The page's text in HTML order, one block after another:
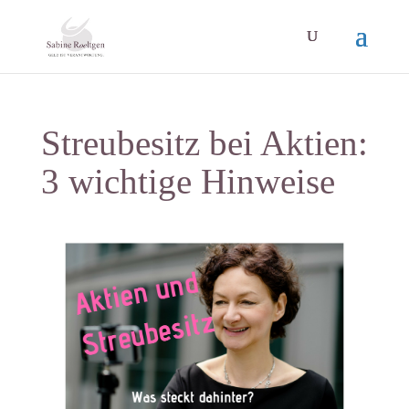
Streubesitz bei Aktien:
3 wichtige Hinweise